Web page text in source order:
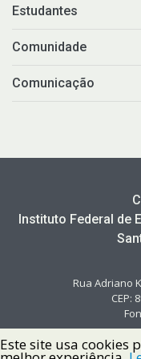
Estudantes
Comunidade
Comunicação
Instituto Federal de
Rua Adriano
CEP:
Este site usa cookies